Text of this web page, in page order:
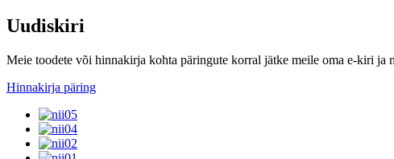
Uudiskiri
Meie toodete või hinnakirja kohta päringute korral jätke meile oma e-kiri ja
Hinnakirja päring